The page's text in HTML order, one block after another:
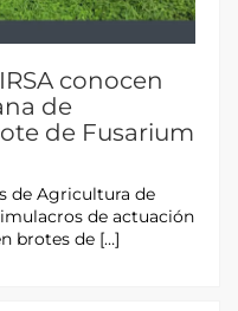
conocen
de
de Fusarium
de Agricultura de
de actuación
brotes de […]